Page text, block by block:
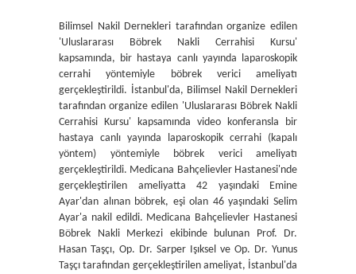
Bilimsel Nakil Dernekleri tarafından organize edilen
'Uluslararası Böbrek Nakli Cerrahisi Kursu'
kapsamında, bir hastaya canlı yayında laparoskopik
cerrahi yöntemiyle böbrek verici ameliyatı
gerçekleştirildi. İstanbul'da, Bilimsel Nakil Dernekleri
tarafından organize edilen 'Uluslararası Böbrek Nakli
Cerrahisi Kursu' kapsamında video konferansla bir
hastaya canlı yayında laparoskopik cerrahi (kapalı
yöntem) yöntemiyle böbrek verici ameliyatı
gerçekleştirildi. Medicana Bahçelievler Hastanesi'nde
gerçekleştirilen ameliyatta 42 yaşındaki Emine
Ayar'dan alınan böbrek, eşi olan 46 yaşındaki Selim
Ayar'a nakil edildi. Medicana Bahçelievler Hastanesi
Böbrek Nakli Merkezi ekibinde bulunan Prof. Dr.
Hasan Taşçı, Op. Dr. Sarper Işıksel ve Op. Dr. Yunus
Taşçı tarafından gerçekleştirilen ameliyat, İstanbul'da